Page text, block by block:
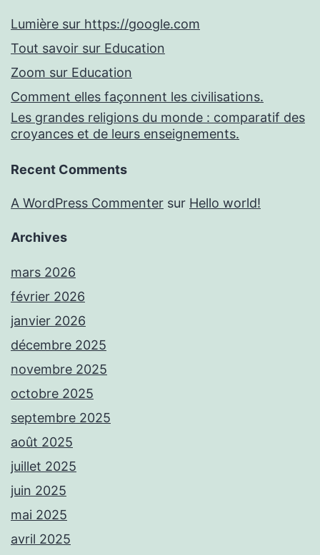
Lumière sur https://google.com
Tout savoir sur Education
Zoom sur Education
Comment elles façonnent les civilisations.
Les grandes religions du monde : comparatif des
croyances et de leurs enseignements.
Recent Comments
A WordPress Commenter sur Hello world!
Archives
mars 2026
février 2026
janvier 2026
décembre 2025
novembre 2025
octobre 2025
septembre 2025
août 2025
juillet 2025
juin 2025
mai 2025
avril 2025